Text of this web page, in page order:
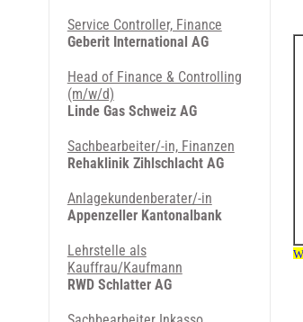
Service Controller, Finance
Geberit International AG
Head of Finance & Controlling
(m/w/d)
Linde Gas Schweiz AG
Sachbearbeiter/-in, Finanzen
Rehaklinik Zihlschlacht AG
Anlagekundenberater/-in
Appenzeller Kantonalbank
Lehrstelle als
Kauffrau/Kaufmann
RWD Schlatter AG